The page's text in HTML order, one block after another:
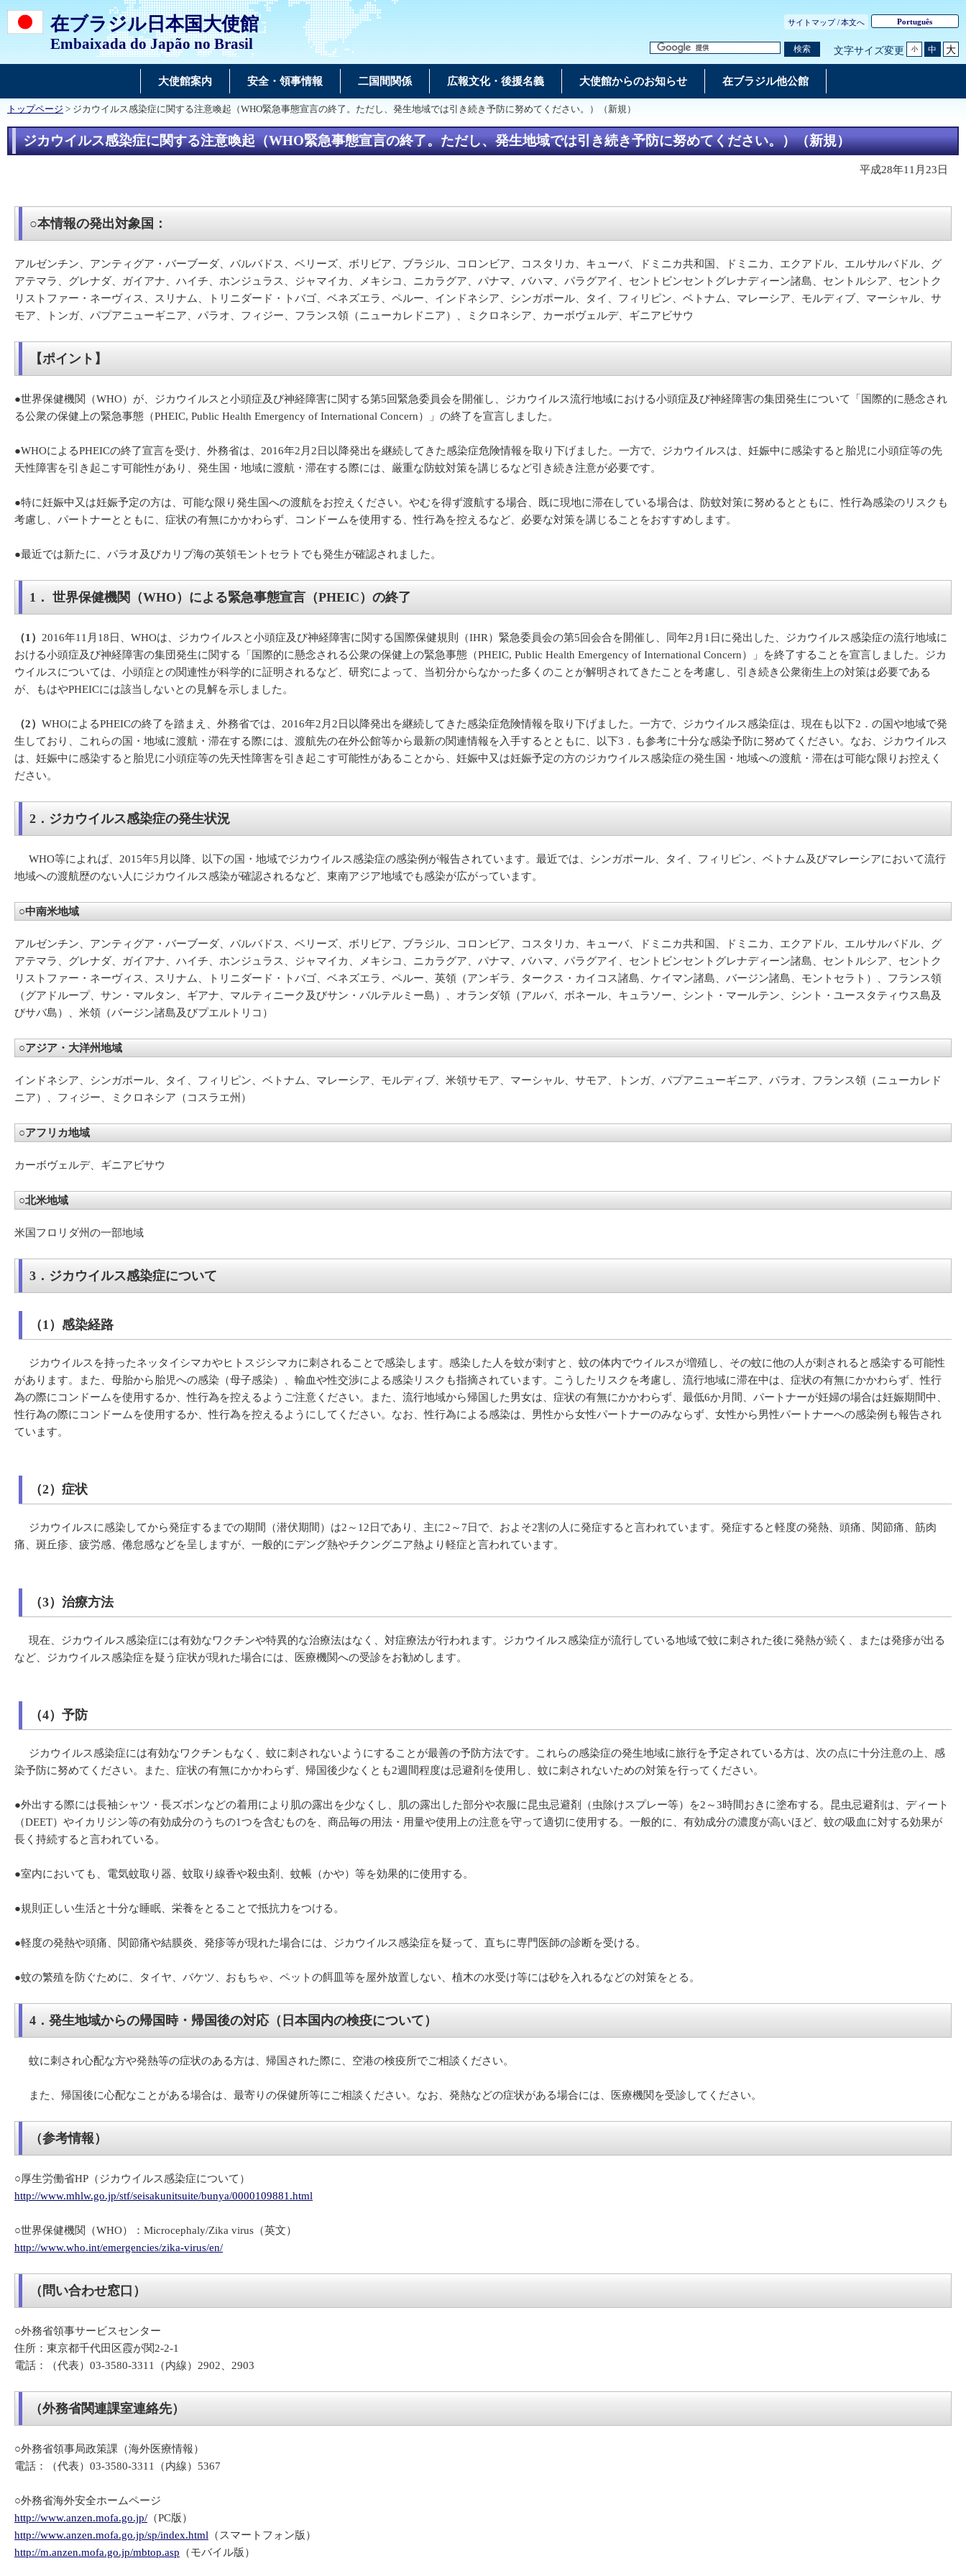
在ブラジル日本国大使館
Embaixada do Japão no Brasil
サイトマップ /本文へ Português
検索 文字サイズ変更 小 中 大
大使館案内 安全・領事情報 二国間関係 広報文化・後援名義 大使館からのお知らせ 在ブラジル他公館
トップページ > ジカウイルス感染症に関する注意喚起（WHO緊急事態宣言の終了。ただし、発生地域では引き続き予防に努めてください。）（新規）
ジカウイルス感染症に関する注意喚起（WHO緊急事態宣言の終了。ただし、発生地域では引き続き予防に努めてください。）（新規）
平成28年11月23日
○本情報の発出対象国：
アルゼンチン、アンティグア・バーブーダ、バルバドス、ベリーズ、ボリビア、ブラジル、コロンビア、コスタリカ、キューバ、ドミニカ共和国、ドミニカ、エクアドル、エルサルバドル、グ
アテマラ、グレナダ、ガイアナ、ハイチ、ホンジュラス、ジャマイカ、メキシコ、ニカラグア、パナマ、バハマ、パラグアイ、セントビンセントグレナディーン諸島、セントルシア、セントク
リストファー・ネーヴィス、スリナム、トリニダード・トバゴ、ベネズエラ、ペルー、インドネシア、シンガポール、タイ、フィリピン、ベトナム、マレーシア、モルディブ、マーシャル、サ
モア、トンガ、パプアニューギニア、パラオ、フィジー、フランス領（ニューカレドニア）、ミクロネシア、カーボヴェルデ、ギニアビサウ
【ポイント】
●世界保健機関（WHO）が、ジカウイルスと小頭症及び神経障害に関する第5回緊急委員会を開催し、ジカウイルス流行地域における小頭症及び神経障害の集団発生について「国際的に懸念され
る公衆の保健上の緊急事態（PHEIC, Public Health Emergency of International Concern）」の終了を宣言しました。
●WHOによるPHEICの終了宣言を受け、外務省は、2016年2月2日以降発出を継続してきた感染症危険情報を取り下げました。一方で、ジカウイルスは、妊娠中に感染すると胎児に小頭症等の先
天性障害を引き起こす可能性があり、発生国・地域に渡航・滞在する際には、厳重な防蚊対策を講じるなど引き続き注意が必要です。
●特に妊娠中又は妊娠予定の方は、可能な限り発生国への渡航をお控えください。やむを得ず渡航する場合、既に現地に滞在している場合は、防蚊対策に努めるとともに、性行為感染のリスクも
考慮し、パートナーとともに、症状の有無にかかわらず、コンドームを使用する、性行為を控えるなど、必要な対策を講じることをおすすめします。
●最近では新たに、パラオ及びカリブ海の英領モントセラトでも発生が確認されました。
1． 世界保健機関（WHO）による緊急事態宣言（PHEIC）の終了
（1） 2016年11月18日、WHOは、ジカウイルスと小頭症及び神経障害に関する国際保健規則（IHR）緊急委員会の第5回会合を開催し、同年2月1日に発出した、ジカウイルス感染症の流行地域に
おける小頭症及び神経障害の集団発生に関する「国際的に懸念される公衆の保健上の緊急事態（PHEIC, Public Health Emergency of International Concern）」を終了することを宣言しました。ジカ
ウイルスについては、小頭症との関連性が科学的に証明されるなど、研究によって、当初分からなかった多くのことが解明されてきたことを考慮し、引き続き公衆衛生上の対策は必要である
が、もはやPHEICには該当しないとの見解を示しました。
（2） WHOによるPHEICの終了を踏まえ、外務省では、2016年2月2日以降発出を継続してきた感染症危険情報を取り下げました。一方で、ジカウイルス感染症は、現在も以下2．の国や地域で発
生しており、これらの国・地域に渡航・滞在する際には、渡航先の在外公館等から最新の関連情報を入手するとともに、以下3．も参考に十分な感染予防に努めてください。なお、ジカウイルス
は、妊娠中に感染すると胎児に小頭症等の先天性障害を引き起こす可能性があることから、妊娠中又は妊娠予定の方のジカウイルス感染症の発生国・地域への渡航・滞在は可能な限りお控えく
ださい。
2．ジカウイルス感染症の発生状況
WHO等によれば、2015年5月以降、以下の国・地域でジカウイルス感染症の感染例が報告されています。最近では、シンガポール、タイ、フィリピン、ベトナム及びマレーシアにおいて流行
地域への渡航歴のない人にジカウイルス感染が確認されるなど、東南アジア地域でも感染が広がっています。
○中南米地域
アルゼンチン、アンティグア・バーブーダ、バルバドス、ベリーズ、ボリビア、ブラジル、コロンビア、コスタリカ、キューバ、ドミニカ共和国、ドミニカ、エクアドル、エルサルバドル、グ
アテマラ、グレナダ、ガイアナ、ハイチ、ホンジュラス、ジャマイカ、メキシコ、ニカラグア、パナマ、バハマ、パラグアイ、セントビンセントグレナディーン諸島、セントルシア、セントク
リストファー・ネーヴィス、スリナム、トリニダード・トバゴ、ベネズエラ、ペルー、英領（アンギラ、タークス・カイコス諸島、ケイマン諸島、バージン諸島、モントセラト）、フランス領
（グアドループ、サン・マルタン、ギアナ、マルティニーク及びサン・バルテルミー島）、オランダ領（アルバ、ボネール、キュラソー、シント・マールテン、シント・ユースタティウス島及
びサバ島）、米領（バージン諸島及びプエルトリコ）
○アジア・大洋州地域
インドネシア、シンガポール、タイ、フィリピン、ベトナム、マレーシア、モルディブ、米領サモア、マーシャル、サモア、トンガ、パプアニューギニア、パラオ、フランス領（ニューカレド
ニア）、フィジー、ミクロネシア（コスラエ州）
○アフリカ地域
カーボヴェルデ、ギニアビサウ
○北米地域
米国フロリダ州の一部地域
3．ジカウイルス感染症について
（1）感染経路
ジカウイルスを持ったネッタイシマカやヒトスジシマカに刺されることで感染します。感染した人を蚊が刺すと、蚊の体内でウイルスが増殖し、その蚊に他の人が刺されると感染する可能性
があります。また、母胎から胎児への感染（母子感染）、輸血や性交渉による感染リスクも指摘されています。こうしたリスクを考慮し、流行地域に滞在中は、症状の有無にかかわらず、性行
為の際にコンドームを使用するか、性行為を控えるようご注意ください。また、流行地域から帰国した男女は、症状の有無にかかわらず、最低6か月間、パートナーが妊婦の場合は妊娠期間中、
性行為の際にコンドームを使用するか、性行為を控えるようにしてください。なお、性行為による感染は、男性から女性パートナーのみならず、女性から男性パートナーへの感染例も報告され
ています。
（2）症状
ジカウイルスに感染してから発症するまでの期間（潜伏期間）は2～12日であり、主に2～7日で、およそ2割の人に発症すると言われています。発症すると軽度の発熱、頭痛、関節痛、筋肉
痛、斑丘疹、疲労感、倦怠感などを呈しますが、一般的にデング熱やチクングニア熱より軽症と言われています。
（3）治療方法
現在、ジカウイルス感染症には有効なワクチンや特異的な治療法はなく、対症療法が行われます。ジカウイルス感染症が流行している地域で蚊に刺された後に発熱が続く、または発疹が出る
など、ジカウイルス感染症を疑う症状が現れた場合には、医療機関への受診をお勧めします。
（4）予防
ジカウイルス感染症には有効なワクチンもなく、蚊に刺されないようにすることが最善の予防方法です。これらの感染症の発生地域に旅行を予定されている方は、次の点に十分注意の上、感
染予防に努めてください。また、症状の有無にかかわらず、帰国後少なくとも2週間程度は忌避剤を使用し、蚊に刺されないための対策を行ってください。
●外出する際には長袖シャツ・長ズボンなどの着用により肌の露出を少なくし、肌の露出した部分や衣服に昆虫忌避剤（虫除けスプレー等）を2～3時間おきに塗布する。昆虫忌避剤は、ディート
（DEET）やイカリジン等の有効成分のうちの1つを含むものを、商品毎の用法・用量や使用上の注意を守って適切に使用する。一般的に、有効成分の濃度が高いほど、蚊の吸血に対する効果が
長く持続すると言われている。
●室内においても、電気蚊取り器、蚊取り線香や殺虫剤、蚊帳（かや）等を効果的に使用する。
●規則正しい生活と十分な睡眠、栄養をとることで抵抗力をつける。
●軽度の発熱や頭痛、関節痛や結膜炎、発疹等が現れた場合には、ジカウイルス感染症を疑って、直ちに専門医師の診断を受ける。
●蚊の繁殖を防ぐために、タイヤ、バケツ、おもちゃ、ペットの餌皿等を屋外放置しない、植木の水受け等には砂を入れるなどの対策をとる。
4．発生地域からの帰国時・帰国後の対応（日本国内の検疫について）
蚊に刺され心配な方や発熱等の症状のある方は、帰国された際に、空港の検疫所でご相談ください。
また、帰国後に心配なことがある場合は、最寄りの保健所等にご相談ください。なお、発熱などの症状がある場合には、医療機関を受診してください。
（参考情報）
○厚生労働省HP（ジカウイルス感染症について）
http://www.mhlw.go.jp/stf/seisakunitsuite/bunya/0000109881.html
○世界保健機関（WHO）：Microcephaly/Zika virus（英文）
http://www.who.int/emergencies/zika-virus/en/
（問い合わせ窓口）
○外務省領事サービスセンター
住所：東京都千代田区霞が関2-2-1
電話：（代表）03-3580-3311（内線）2902、2903
（外務省関連課室連絡先）
○外務省領事局政策課（海外医療情報）
電話：（代表）03-3580-3311（内線）5367
○外務省海外安全ホームページ
http://www.anzen.mofa.go.jp/ （PC版）
http://www.anzen.mofa.go.jp/sp/index.html （スマートフォン版）
http://m.anzen.mofa.go.jp/mbtop.asp （モバイル版）